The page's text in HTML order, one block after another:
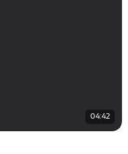
04:42